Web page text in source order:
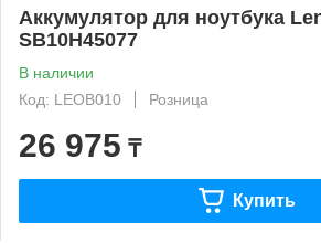
Аккумулятор для ноутбука
SB10H45077
В наличии
Код: LEOB010
Розница
26 975 ₸
Купить